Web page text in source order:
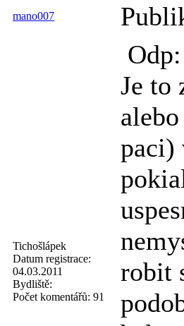
mano007
Tichošlápek
Datum registrace:
04.03.2011
Bydliště:
Počet komentářů: 91
Je to
paci)
robit